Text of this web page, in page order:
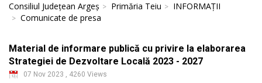
Consiliul Județean Argeș Primăria Teiu
INFORMAȚII
Comunicate de presa
Material de informare publică cu privire la elaborarea
Strategiei de Dezvoltare Locală 2023 - 2027
07 Nov 2023 , 4260 Views